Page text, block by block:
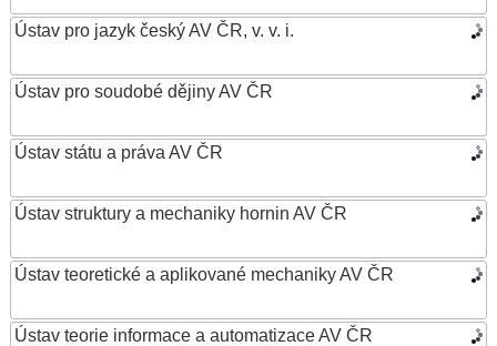
Ústav pro jazyk český AV ČR, v. v. i.
Ústav pro soudobé dějiny AV ČR
Ústav státu a práva AV ČR
Ústav struktury a mechaniky hornin AV ČR
Ústav teoretické a aplikované mechaniky AV ČR
Ústav teorie informace a automatizace AV ČR